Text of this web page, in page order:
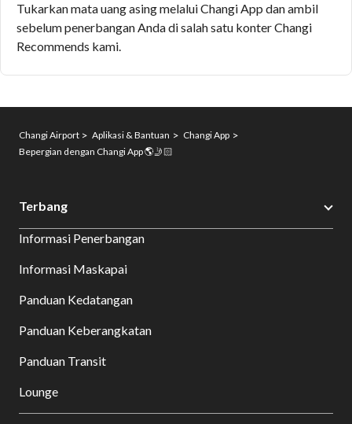
Tukarkan mata uang asingmelalui Changi App dan ambil
sebelum penerbangan Anda di salah satu konter Changi
Recommends kami.
Changi Airport Aplikasi & Bantuan
Changi App
Bepergian dengan Changi App 🌎🤳🏻
Terbang
Informasi Penerbangan
Informasi Maskapai
Panduan Kedatangan
Panduan Keberangkatan
Panduan Transit
Lounge